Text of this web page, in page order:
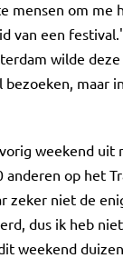
mensen om me
van een
wilde
maar
weekend uit
anderen op het
zeker niet de
dus ik heb
weekend